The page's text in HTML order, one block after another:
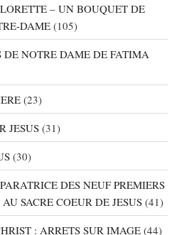
– UN BOUQUET DE
DAME (105)
DE NOTRE DAME DE FATIMA
(23)
JESUS (31)
(30)
DES NEUF PREMIERS
SACRE COEUR DE JESUS (41)
: ARRETS SUR IMAGE (44)